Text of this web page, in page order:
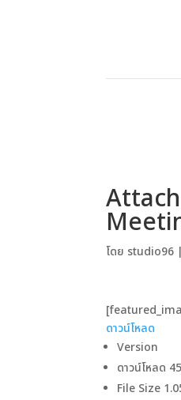
โดย studio96 |
ดาวน์โหลด
Version
ดาวน์โหลด
File Size